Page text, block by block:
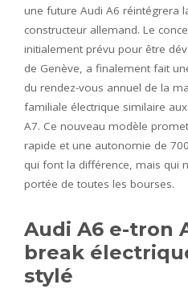
une future Audi A6 réintégrera
constructeur allemand. Le
initialement prévu pour être
de Genève, a finalement fait
du rendez-vous annuel de la
familiale électrique similaire
A7. Ce nouveau modèle
rapide et une autonomie de
qui font la différence, mais qui
portée de toutes les bourses.
Audi A6 e-tron
break
stylé